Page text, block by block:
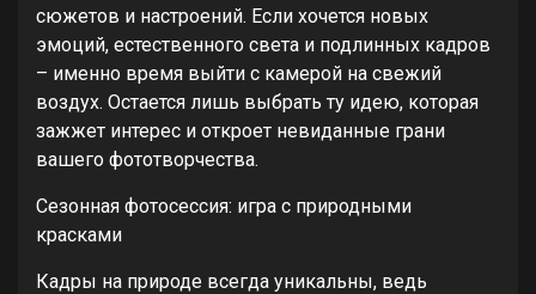
сюжетов и настроений. Если хочется новых
эмоций, естественного света и подлинных кадров
– именно время выйти с камерой на свежий
воздух. Остается лишь выбрать ту идею, которая
зажжет интерес и откроет невиданные грани
вашего фототворчества.
Сезонная фотосессия: игра с природными
красками
Кадры на природе всегда уникальны, ведь